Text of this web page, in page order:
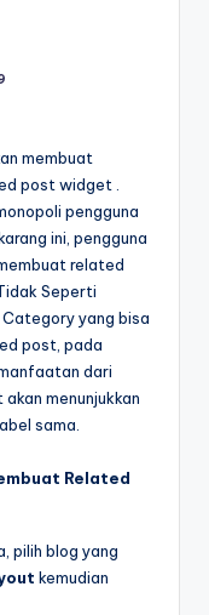
membuat
post widget .
pengguna
ini, pengguna
related
Seperti
Category yang bisa
post, pada
dari
menunjukkan
sama.
Related
pilih blog yang
kemudian